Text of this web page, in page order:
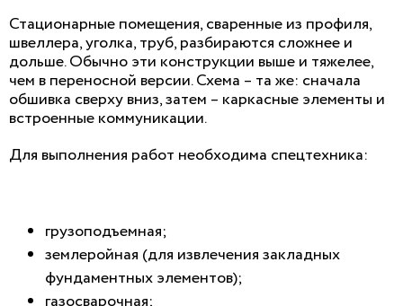
Стационарные помещения, сваренные из профиля,
швеллера, уголка, труб, разбираются сложнее и
дольше. Обычно эти конструкции выше и тяжелее,
чем в переносной версии. Схема – та же: сначала
обшивка сверху вниз, затем – каркасные элементы и
встроенные коммуникации.
Для выполнения работ необходима спецтехника:
грузоподъемная;
землеройная (для извлечения закладных
фундаментных элементов);
газосварочная;